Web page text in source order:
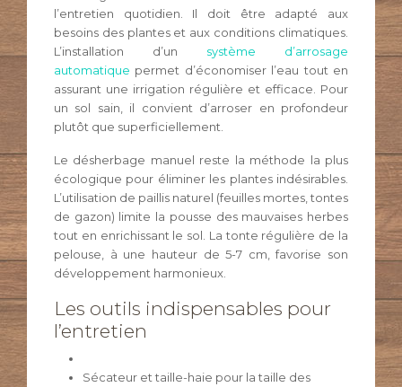
l’entretien quotidien. Il doit être adapté aux
besoins des plantes et aux conditions climatiques.
L’installation d’un système d’arrosage
automatique permet d’économiser l’eau tout en
assurant une irrigation régulière et efficace. Pour
un sol sain, il convient d’arroser en profondeur
plutôt que superficiellement.
Le désherbage manuel reste la méthode la plus
écologique pour éliminer les plantes indésirables.
L’utilisation de paillis naturel (feuilles mortes, tontes
de gazon) limite la pousse des mauvaises herbes
tout en enrichissant le sol. La tonte régulière de la
pelouse, à une hauteur de 5-7 cm, favorise son
développement harmonieux.
Les outils indispensables pour
l’entretien
Sécateur et taille-haie pour la taille des